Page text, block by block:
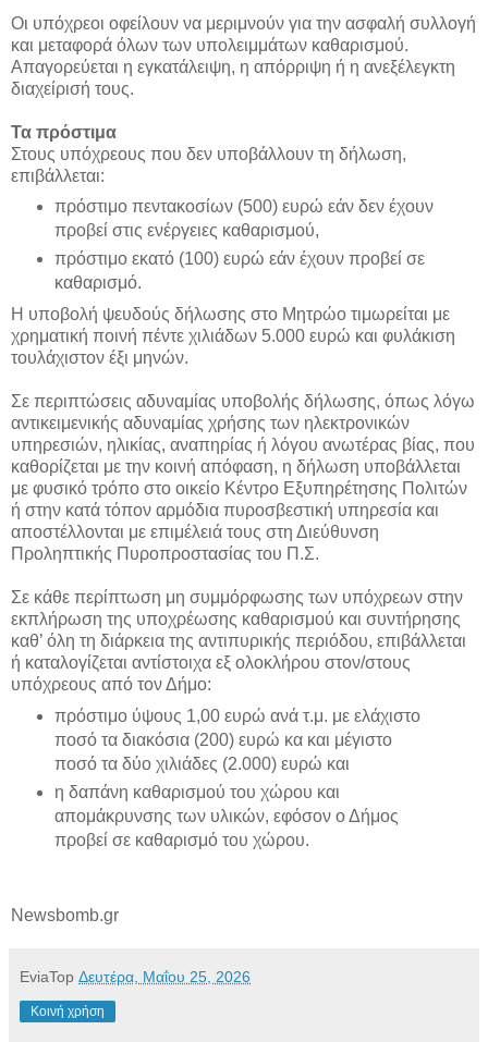
Οι υπόχρεοι οφείλουν να μεριμνούν για την ασφαλή συλλογή
και μεταφορά όλων των υπολειμμάτων καθαρισμού.
Απαγορεύεται η εγκατάλειψη, η απόρριψη ή η ανεξέλεγκτη
διαχείρισή τους.
Τα πρόστιμα
Στους υπόχρεους που δεν υποβάλλουν τη δήλωση,
επιβάλλεται:
πρόστιμο πεντακοσίων (500) ευρώ εάν δεν έχουν
προβεί στις ενέργειες καθαρισμού,
πρόστιμο εκατό (100) ευρώ εάν έχουν προβεί σε
καθαρισμό.
Η υποβολή ψευδούς δήλωσης στο Μητρώο τιμωρείται με
χρηματική ποινή πέντε χιλιάδων 5.000 ευρώ και φυλάκιση
τουλάχιστον έξι μηνών.
Σε περιπτώσεις αδυναμίας υποβολής δήλωσης, όπως λόγω
αντικειμενικής αδυναμίας χρήσης των ηλεκτρονικών
υπηρεσιών, ηλικίας, αναπηρίας ή λόγου ανωτέρας βίας, που
καθορίζεται με την κοινή απόφαση, η δήλωση υποβάλλεται
με φυσικό τρόπο στο οικείο Κέντρο Εξυπηρέτησης Πολιτών
ή στην κατά τόπον αρμόδια πυροσβεστική υπηρεσία και
αποστέλλονται με επιμέλειά τους στη Διεύθυνση
Προληπτικής Πυροπροστασίας του Π.Σ.
Σε κάθε περίπτωση μη συμμόρφωσης των υπόχρεων στην
εκπλήρωση της υποχρέωσης καθαρισμού και συντήρησης
καθ’ όλη τη διάρκεια της αντιπυρικής περιόδου, επιβάλλεται
ή καταλογίζεται αντίστοιχα εξ ολοκλήρου στον/στους
υπόχρεους από τον Δήμο:
πρόστιμο ύψους 1,00 ευρώ ανά τ.μ. με ελάχιστο
ποσό τα διακόσια (200) ευρώ κα και μέγιστο
ποσό τα δύο χιλιάδες (2.000) ευρώ και
η δαπάνη καθαρισμού του χώρου και
απομάκρυνσης των υλικών, εφόσον ο Δήμος
προβεί σε καθαρισμό του χώρου.
Newsbomb.gr
EviaTop Δευτέρα, Μαΐου 25, 2026
Κοινή χρήση